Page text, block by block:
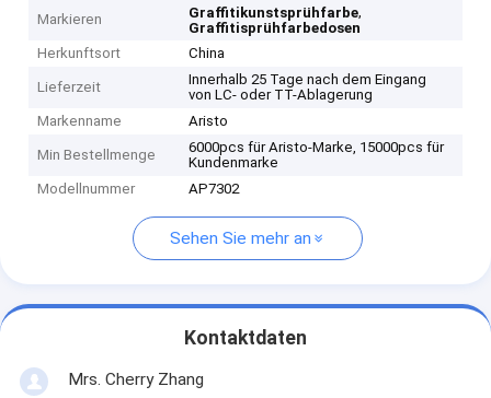
Markieren Graffitikunstsprühfarbe,
Graffitisprühfarbedosen
Herkunftsort
China
Lieferzeit
Innerhalb 25 Tage nach dem Eingang
von LC- oder TT-Ablagerung
Markenname
Aristo
Min Bestellmenge
6000pcs für Aristo-Marke, 15000pcs für
Kundenmarke
Modellnummer
AP7302
Sehen Sie mehr an
Kontaktdaten
Mrs. Cherry Zhang